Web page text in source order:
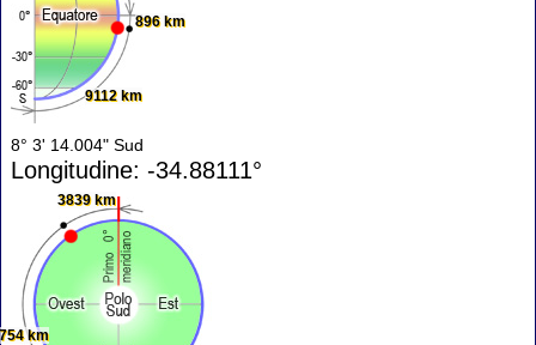
9112 km
896 km
8° 3' 14.004" Sud
Longitudine: -34.88111°
3839 km
km